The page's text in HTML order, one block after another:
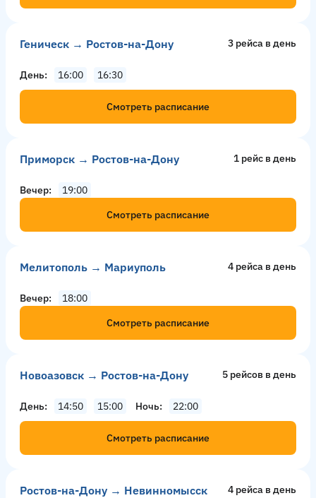
Геническ → Ростов-на-Дону 3 рейсa в день
День 16:00 16:30
Смотреть расписание
Приморск → Ростов-на-Дону 1 рейс в день
Вечер
19:00
Смотреть расписание
Мелитополь → Мариуполь 4 рейсa в день
Вечер
18:00
Смотреть расписание
Новоазовск → Ростов-на-Дону 5 рейсов в день
День 14:50 15:00 Ночь 22:00
Смотреть расписание
Ростов-на-Дону → Невинномысск 4 рейсa в день